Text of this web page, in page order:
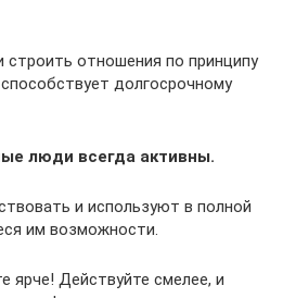
отношения по принципу
долгосрочному
люди всегда активны.
и используют в полной
им возможности.
ярче! Действуйте смелее, и